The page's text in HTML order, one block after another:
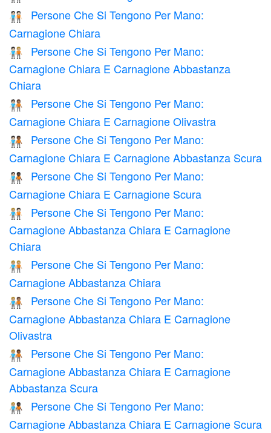
🧑🏻‍🤝‍🧑🏻
Persone Che Si Tengono Per Mano:
Carnagione Chiara
🧑🏻‍🤝‍🧑🏼
Persone Che Si Tengono Per Mano:
Carnagione Chiara E Carnagione Abbastanza
Chiara
🧑🏻‍🤝‍🧑🏽
Persone Che Si Tengono Per Mano:
Carnagione Chiara E Carnagione Olivastra
🧑🏻‍🤝‍🧑🏾
Persone Che Si Tengono Per Mano:
Carnagione Chiara E Carnagione Abbastanza Scura
🧑🏻‍🤝‍🧑🏿
Persone Che Si Tengono Per Mano:
Carnagione Chiara E Carnagione Scura
🧑🏼‍🤝‍🧑🏻
Persone Che Si Tengono Per Mano:
Carnagione Abbastanza Chiara E Carnagione
Chiara
🧑🏼‍🤝‍🧑🏼
Persone Che Si Tengono Per Mano:
Carnagione Abbastanza Chiara
🧑🏼‍🤝‍🧑🏽
Persone Che Si Tengono Per Mano:
Carnagione Abbastanza Chiara E Carnagione
Olivastra
🧑🏼‍🤝‍🧑🏾
Persone Che Si Tengono Per Mano:
Carnagione Abbastanza Chiara E Carnagione
Abbastanza Scura
🧑🏼‍🤝‍🧑🏿
Persone Che Si Tengono Per Mano:
Carnagione Abbastanza Chiara E Carnagione Scura